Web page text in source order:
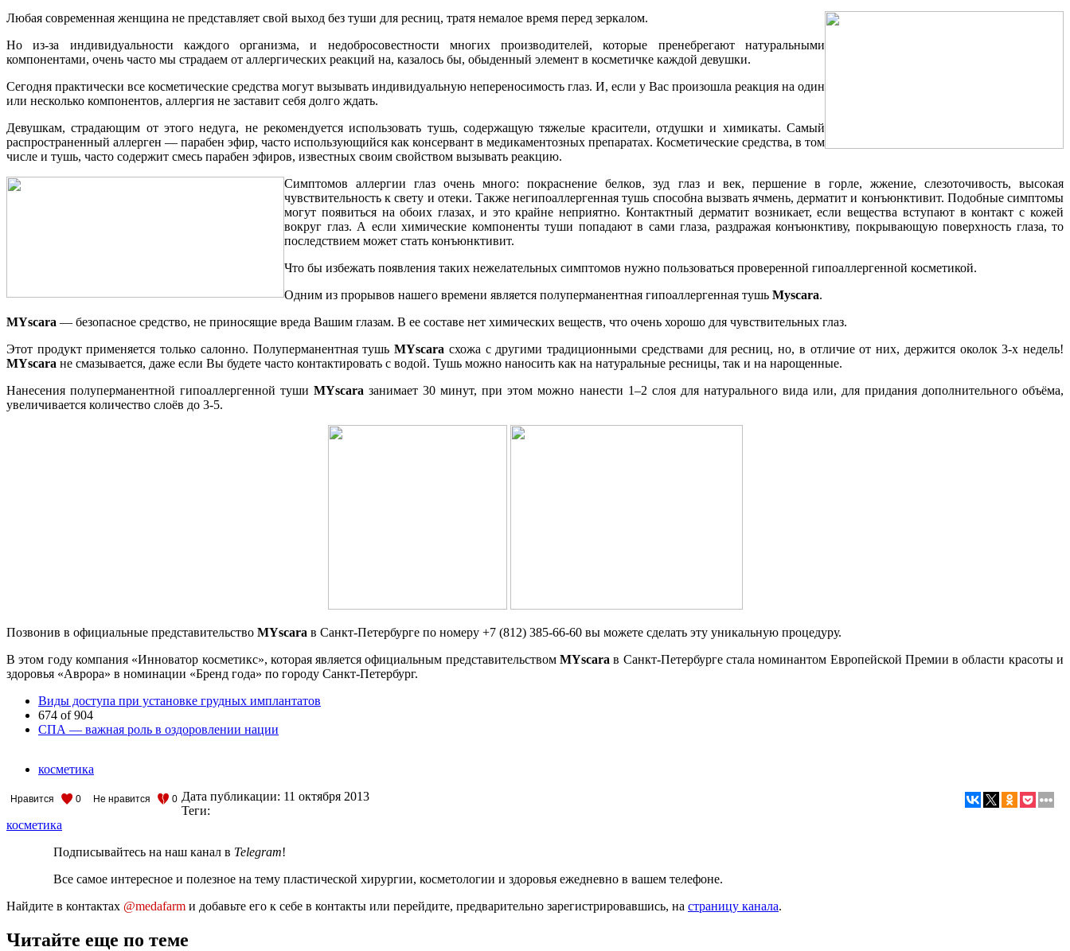
Любая современная женщина не представляет свой выход без туши для ресниц, тратя немалое время перед зеркалом.
Но из-за индивидуальности каждого организма, и недобросовестности многих производителей, которые пренебрегают натуральными
компонентами, очень часто мы страдаем от аллергических реакций на, казалось бы, обыденный элемент в косметичке каждой девушки.
Сегодня практически все косметические средства могут вызывать индивидуальную непереносимость глаз. И, если у Вас произошла реакция на один
или несколько компонентов, аллергия не заставит себя долго ждать.
Девушкам, страдающим от этого недуга, не рекомендуется использовать тушь, содержащую тяжелые красители, отдушки и химикаты. Самый
распространенный аллерген — парабен эфир, часто использующийся как консервант в медикаментозных препаратах. Косметические средства, в том
числе и тушь, часто содержит смесь парабен эфиров, известных своим свойством вызывать реакцию.
Симптомов аллергии глаз очень много: покраснение белков, зуд глаз и век, першение в горле, жжение, слезоточивость, высокая
чувствительность к свету и отеки. Также негипоаллергенная тушь способна вызвать ячмень, дерматит и конъюнктивит. Подобные симптомы
могут появиться на обоих глазах, и это крайне неприятно. Контактный дерматит возникает, если вещества вступают в контакт с кожей
вокруг глаз. А если химические компоненты туши попадают в сами глаза, раздражая конъюнктиву, покрывающую поверхность глаза, то
последствием может стать конъюнктивит.
Что бы избежать появления таких нежелательных симптомов нужно пользоваться проверенной гипоаллергенной косметикой.
Одним из прорывов нашего времени является полуперманентная гипоаллергенная тушь Myscara.
MYscara — безопасное средство, не приносящие вреда Вашим глазам. В ее составе нет химических веществ, что очень хорошо для чувствительных глаз.
Этот продукт применяется только салонно. Полуперманентная тушьMYscara схожа с другими традиционными средствами для ресниц, но, в отличие от них, держится околок 3-х недель!
MYscara не смазывается, даже если Вы будете часто контактировать с водой. Тушь можно наносить как на натуральные ресницы, так и на нарощенные.
Нанесения полуперманентной гипоаллергенной тушиMYscara занимает 30 минут, при этом можно нанести 1–2 слоя для натурального вида или, для придания дополнительного объёма,
увеличивается количество слоёв до 3-5.
Позвонив в официальные представительство MYscara в Санкт-Петербурге по номеру +7 (812) 385-66-60 вы можете сделать эту уникальную процедуру.
В этом году компания «Инноватор косметикс», которая является официальным представительством MYscara в Санкт-Петербурге стала номинантом Европейской Премии в области красоты и
здоровья «Аврора» в номинации «Бренд года» по городу Санкт-Петербург.
Виды доступа при установке грудных имплантатов
674 of 904
СПА — важная роль в оздоровлении нации
косметика
Нравится 0 Не нравится 0 Дата публикации: 11 октября 2013
Теги:
косметика
Подписывайтесь на наш канал в Telegram!
Все самое интересное и полезное на тему пластической хирургии, косметологии и здоровья ежедневно в вашем телефоне.
Найдите в контактах @medafarm и добавьте его к себе в контакты или перейдите, предварительно зарегистрировавшись, на страницу канала.
Читайте еще по теме